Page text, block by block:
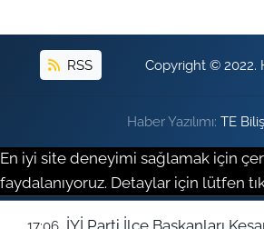
RSS Copyright © 2022.
Haber Yazılımı: TE
En iyi site deneyimi sağlamak için
faydalanıyoruz. Detaylar için lütfen
17:06 İYİ Parti İlçe Başkanları